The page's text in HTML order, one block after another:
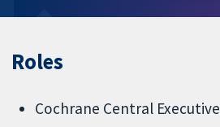
Roles
Cochrane Central Executive